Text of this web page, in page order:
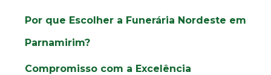
Por que Escolher a Funerária Nordeste em
Parnamirim?
Compromisso com a Excelência